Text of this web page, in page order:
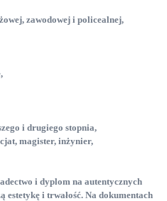
zawodowej i policealnej,
,
i drugiego stopnia,
magister, inżynier,
i dyplom na autentycznych
estetykę i trwałość. Na dokumentach